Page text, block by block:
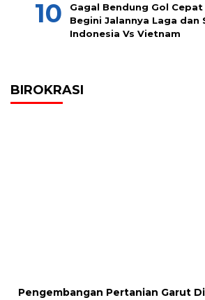
Gagal Bendung Gol
Begini Jalannya Laga dan
Indonesia Vs Vietnam
BIROKRASI
Pengembangan Pertanian Garut